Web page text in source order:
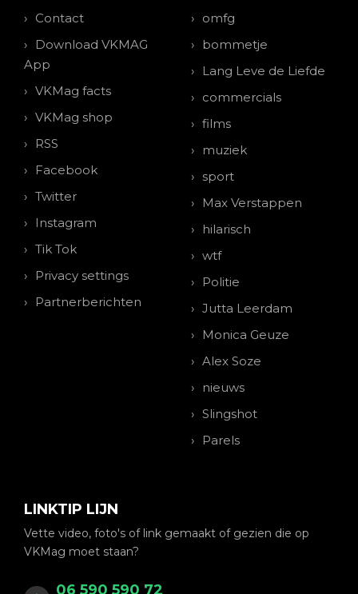
Contact
Download VKMAG
App
VKMag facts
VKMag shop
RSS
Facebook
Twitter
Instagram
Tik Tok
Privacy settings
Partnerberichten
omfg
bommetje
Lang Leve de Liefde
commercials
films
muziek
sport
Max Verstappen
hilarisch
wtf
Politie
Jutta Leerdam
Monica Geuze
Alex Soze
nieuws
Slingshot
Parels
LINKTIP LIJN
Vette video, foto's of link gemaakt of gezien die op
VKMag moet staan?
06 590 590 72